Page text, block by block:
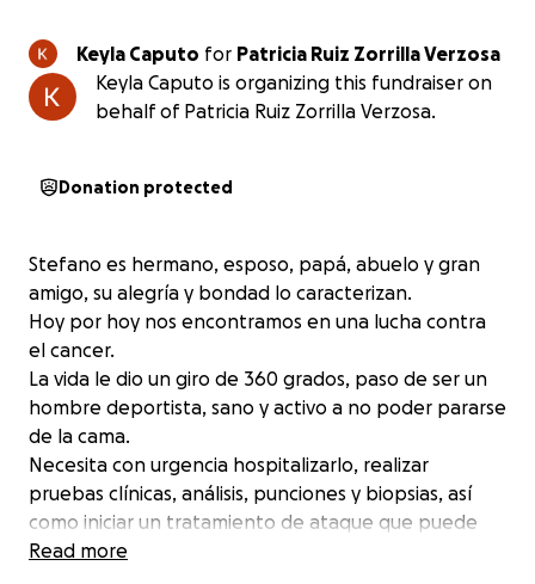
Keyla Caputo for Patricia Ruiz Zorrilla Verzosa
Keyla Caputo is organizing this fundraiser on
behalf of Patricia Ruiz Zorrilla Verzosa.
Donation protected
Stefano es hermano, esposo, papá, abuelo y gran
amigo, su alegría y bondad lo caracterizan.
Hoy por hoy nos encontramos en una lucha contra
el cancer.
La vida le dio un giro de 360 grados, paso de ser un
hombre deportista, sano y activo a no poder pararse
de la cama.
Necesita con urgencia hospitalizarlo, realizar
pruebas clínicas, análisis, punciones y biopsias, así
como iniciar un tratamiento de ataque que puede
salvarle la vida.
Read more